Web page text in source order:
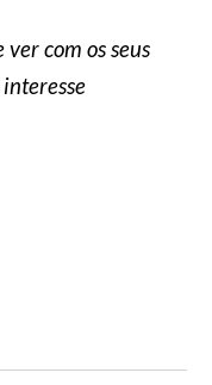
com os seus